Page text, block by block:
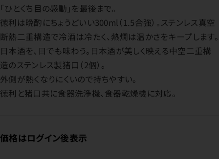
「ひとくち目の感動」を最後まで。
徳利は晩酌にちょうどいい300ml（1.5合強）。ステンレス真空
断熱二重構造で冷酒は冷たく、熱燗は温かさをキープします。
日本酒を、目でも味わう。日本酒が美しく映える中空二重構
造のステンレス製猪口（2個）。
外側が熱くなりにくいので持ちやすい。
徳利と猪口共に食器洗浄機、食器乾燥機に対応。
価格はログイン後表示